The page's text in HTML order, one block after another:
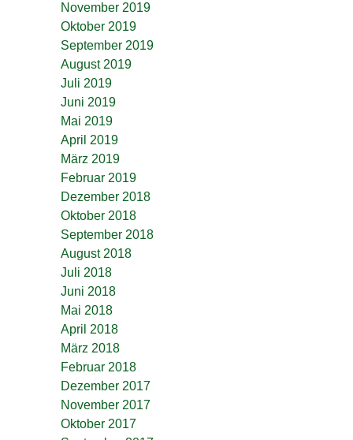
November 2019
Oktober 2019
September 2019
August 2019
Juli 2019
Juni 2019
Mai 2019
April 2019
März 2019
Februar 2019
Dezember 2018
Oktober 2018
September 2018
August 2018
Juli 2018
Juni 2018
Mai 2018
April 2018
März 2018
Februar 2018
Dezember 2017
November 2017
Oktober 2017